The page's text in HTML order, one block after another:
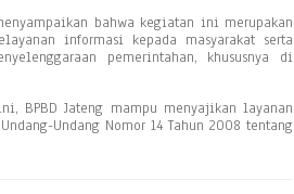
bahwa kegiatan ini merupakan
informasi kepada masyarakat serta
pemerintahan, khususnya di
BPBD Jateng mampu menyajikan layanan
Undang Nomor 14 Tahun 2008 tentang